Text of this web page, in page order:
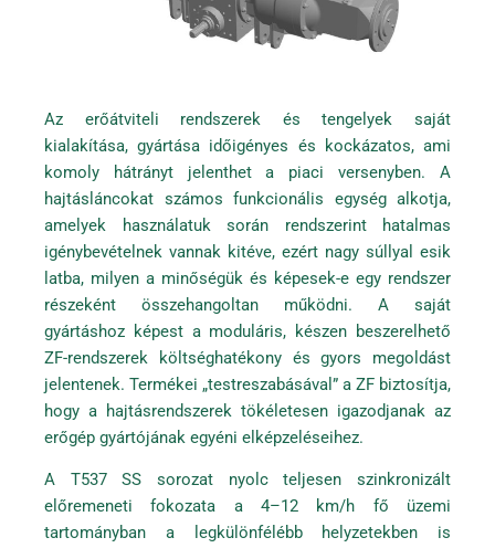
Az erőátviteli rendszerek és tengelyek saját
kialakítása, gyártása időigényes és kockázatos, ami
komoly hátrányt jelenthet a piaci versenyben. A
hajtásláncokat számos funkcionális egység alkotja,
amelyek használatuk során rendszerint hatalmas
igénybevételnek vannak kitéve, ezért nagy súllyal esik
latba, milyen a minőségük és képesek-e egy rendszer
részeként összehangoltan működni. A saját
gyártáshoz képest a moduláris, készen beszerelhető
ZF-rendszerek költséghatékony és gyors megoldást
jelentenek. Termékei „testreszabásával” a ZF biztosítja,
hogy a hajtásrendszerek tökéletesen igazodjanak az
erőgép gyártójának egyéni elképzeléseihez.
A T537 SS sorozat nyolc teljesen szinkronizált
előremeneti fokozata a 4–12 km/h fő üzemi
tartományban a legkülönfélébb helyzetekben is